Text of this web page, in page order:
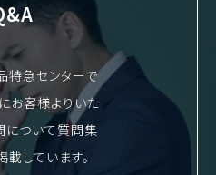
特急センターで
お客様よりいた
について質問集
載しています。